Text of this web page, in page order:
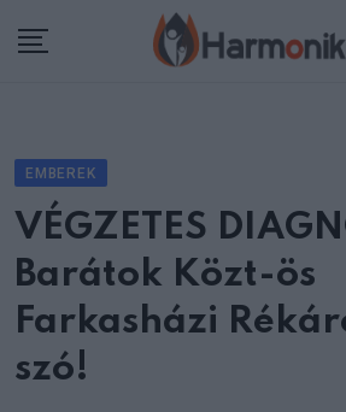
EMBEREK
VÉGZETES
Barátok Közt-ös
Farkasházi
szó!